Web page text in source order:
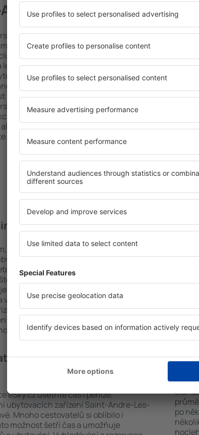
Les-Vergers
najdete celou řadu hotelů. Žádný
Upřednostňujete hotel na vysoké
nebo hledáte spíše místa s
levným ubytováním? Saint-Andre-Les-
přesně podle vašich představ!
hotelu. Nezapomeňte zkontrolovat
bezplatného zrušení rezervace. Hotely
se nacházejí jak v blízkosti
tak i v poklidnějších čtvrtích. Jsou jako
i krátký výlet o víkendu. Vyberte hotel
se balit na výlet nebo služební cestu už
a
mají
nebo
Andre-Les-Vergers?
jak najít hotel Saint-Andre-Les-Vergers,
zařízení na stránce eSky. Díky
přesně to, co hledáte. Do
cíl cesty a vyberte data příjezdu a
uvést počet hostů a pokojů. A máte
se před vámi objeví všechna
Snadno si pak můžete ověřit
způsob platby za ubytování nebo
obdržel od předchozích návštěvníků.
patří
výlety
hotel Saint-Andre-Les-
eSky.cz ušetříte čas i peníze.
ubytovacích zařízení Saint-Andre-Les-
Mnoho cestovatelů si oblíbilo i
možnost šetří čas a umožňuje
Ceny
po